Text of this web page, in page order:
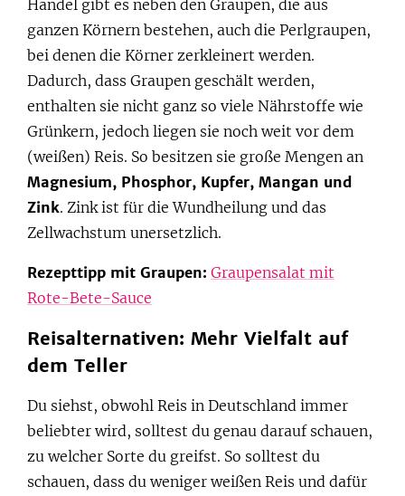
Handel gibt es neben den Graupen, die aus
ganzen Körnern bestehen, auch die Perlgraupen,
bei denen die Körner zerkleinert werden.
Dadurch, dass Graupen geschält werden,
enthalten sie nicht ganz so viele Nährstoffe wie
Grünkern, jedoch liegen sie noch weit vor dem
(weißen) Reis. So besitzen sie große Mengen an
Magnesium, Phosphor, Kupfer, Mangan und
Zink. Zink ist für die Wundheilung und das
Zellwachstum unersetzlich.
Rezepttipp mit Graupen: Graupensalat mit
Rote-Bete-Sauce
Reisalternativen: Mehr Vielfalt auf
dem Teller
Du siehst, obwohl Reis in Deutschland immer
beliebter wird, solltest du genau darauf schauen,
zu welcher Sorte du greifst. So solltest du
schauen, dass du weniger weißen Reis und dafür